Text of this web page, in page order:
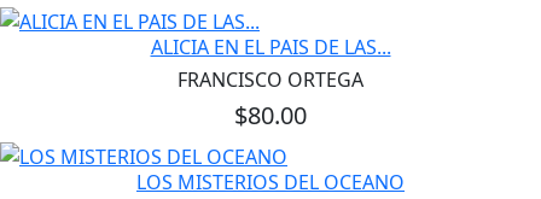
ALICIA EN EL PAIS DE LAS...
FRANCISCO ORTEGA
$80.00
LOS MISTERIOS DEL OCEANO